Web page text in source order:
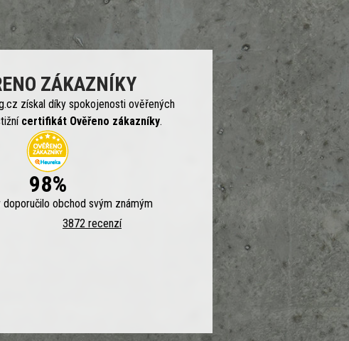
ZÁKAZNÍKY
získal díky spokojenosti ověřených
certifikát Ověřeno zákazníky.
98%
doporučilo obchod svým známým
3872 recenzí